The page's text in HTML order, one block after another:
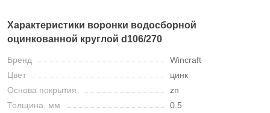
Характеристики воронки водосборной
оцинкованной круглой d106/270
Бренд
Wincraft
Цвет
цинк
Основа покрытия
zn
Толщина, мм
0.5